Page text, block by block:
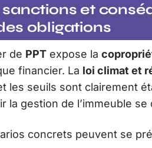
sanctions et
obligations
de PPT expose la
financier. La loi climat et
les seuils sont clairement
la gestion de l’immeuble
concrets peuvent se